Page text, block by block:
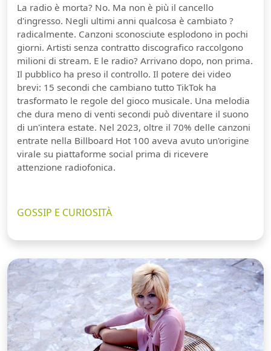
La radio è morta? No. Ma non è più il cancello
d'ingresso. Negli ultimi anni qualcosa è cambiato ?
radicalmente. Canzoni sconosciute esplodono in pochi
giorni. Artisti senza contratto discografico raccolgono
milioni di stream. E le radio? Arrivano dopo, non prima.
Il pubblico ha preso il controllo. Il potere dei video
brevi: 15 secondi che cambiano tutto TikTok ha
trasformato le regole del gioco musicale. Una melodia
che dura meno di venti secondi può diventare il suono
di un'intera estate. Nel 2023, oltre il 70% delle canzoni
entrate nella Billboard Hot 100 aveva avuto un'origine
virale su piattaforme social prima di ricevere
attenzione radiofonica.
GOSSIP E CURIOSITÀ